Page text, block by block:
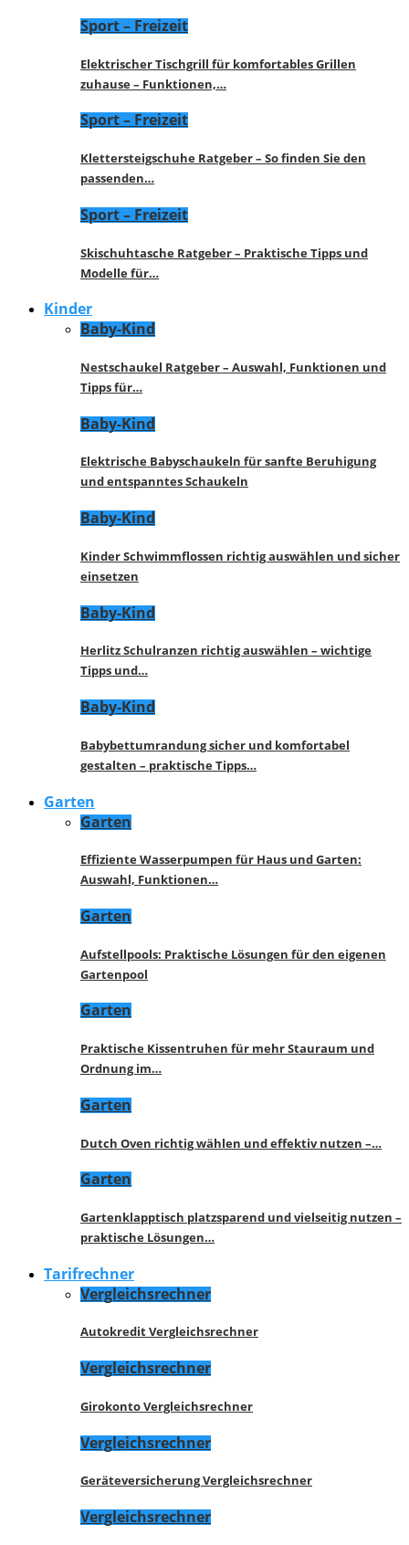
Sport – Freizeit
Elektrischer Tischgrill für komfortables Grillen
zuhause – Funktionen,…
Sport – Freizeit
Klettersteigschuhe Ratgeber – So finden Sie den
passenden…
Sport – Freizeit
Skischuhtasche Ratgeber – Praktische Tipps und
Modelle für…
Kinder
Baby-Kind
Nestschaukel Ratgeber – Auswahl, Funktionen und
Tipps für…
Baby-Kind
Elektrische Babyschaukeln für sanfte Beruhigung
und entspanntes Schaukeln
Baby-Kind
Kinder Schwimmflossen richtig auswählen und sicher
einsetzen
Baby-Kind
Herlitz Schulranzen richtig auswählen – wichtige
Tipps und…
Baby-Kind
Babybettumrandung sicher und komfortabel
gestalten – praktische Tipps…
Garten
Garten
Effiziente Wasserpumpen für Haus und Garten:
Auswahl, Funktionen…
Garten
Aufstellpools: Praktische Lösungen für den eigenen
Gartenpool
Garten
Praktische Kissentruhen für mehr Stauraum und
Ordnung im…
Garten
Dutch Oven richtig wählen und effektiv nutzen –…
Garten
Gartenklapptisch platzsparend und vielseitig nutzen –
praktische Lösungen…
Tarifrechner
Vergleichsrechner
Autokredit Vergleichsrechner
Vergleichsrechner
Girokonto Vergleichsrechner
Vergleichsrechner
Geräteversicherung Vergleichsrechner
Vergleichsrechner